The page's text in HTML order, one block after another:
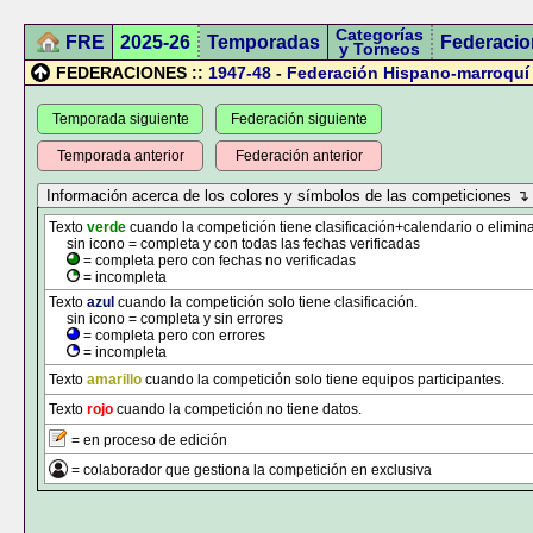
FRE 2025-26 Temporadas Categorías
y Torneos
FEDERACIONES :: 1947-48 - Federación Hispano-
Temporada siguiente
Temporada anterior
Federación siguiente
Federación anterior
Texto verde cuando la competición tiene clasificación+calendario o
sin icono = completa y con todas las fechas verificadas
= completa pero con fechas no verificadas
= incompleta
Texto azul cuando la competición solo tiene clasificación.
sin icono = completa y sin errores
= completa pero con errores
= incompleta
Texto amarillo cuando la competición solo tiene equipos participantes.
Texto rojo cuando la competición no tiene datos.
= en proceso de edición
= colaborador que gestiona la competición en exclusiva